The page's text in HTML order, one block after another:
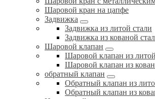
Шаровой кран на цапфе
Задвижка
Задвижка из литой стали
Задвижка из кованой
Шаровой клапан
Шаровой клапан из
Шаровой клапан из
обратный клапан
Обратный клапан из
Обратный клапан из